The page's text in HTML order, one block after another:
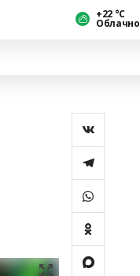
+22 °С
Облачно